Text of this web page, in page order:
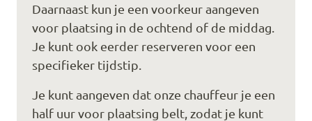
Daarnaast kun je een voorkeur aangeven
voor plaatsing in de ochtend of de middag.
Je kunt ook eerder reserveren voor een
specifieker tijdstip.
Je kunt aangeven dat onze chauffeur je een
half uur voor plaatsing belt, zodat je kunt